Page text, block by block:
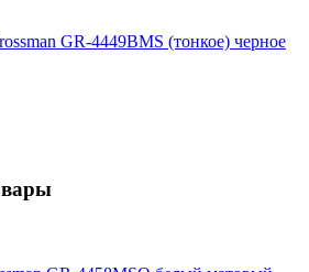
GR-4449BMS (тонкое) черное